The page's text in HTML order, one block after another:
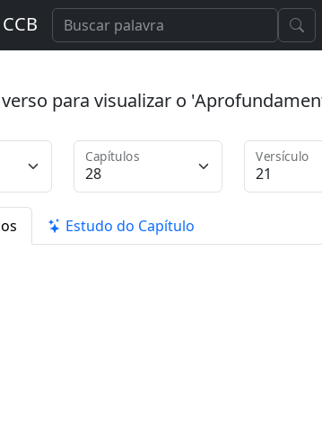
para visualizar o
Capítulos Versículo
Estudo do Capítulo